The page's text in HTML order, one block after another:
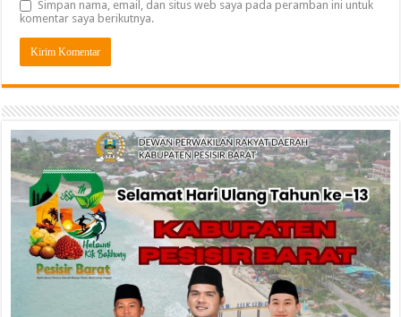
Simpan nama, email, dan situs web saya pada peramban ini untuk
komentar saya berikutnya.